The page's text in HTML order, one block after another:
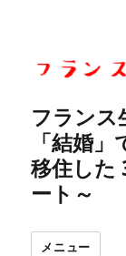
フランス
「結婚
移住した
ート～
メニュー